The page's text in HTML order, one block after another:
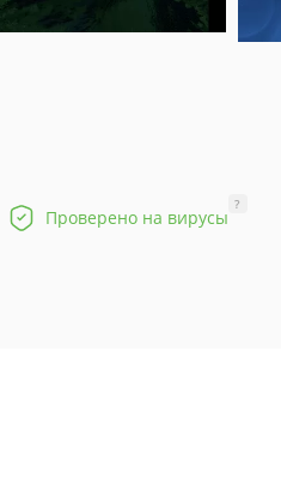
Проверено на вирусы
?